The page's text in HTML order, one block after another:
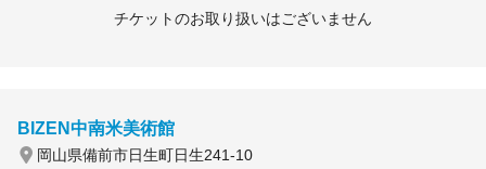
チケットのお取り扱いはございません
BIZEN中南米美術館
岡山県備前市日生町日生241-10